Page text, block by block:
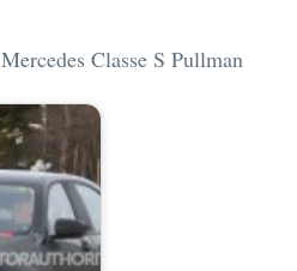
Mercedes Classe S Pullman